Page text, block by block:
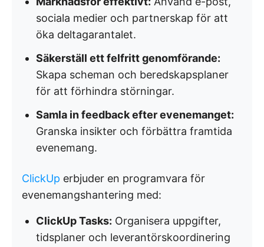
sociala medier och partnerskap för att
öka deltagarantalet.
Säkerställ ett felfritt genomförande:
Skapa scheman och beredskapsplaner
för att förhindra störningar.
Samla in feedback efter evenemanget:
Granska insikter och förbättra framtida
evenemang.
ClickUp erbjuder en programvara för
evenemangshantering med:
ClickUp Tasks: Organisera uppgifter,
tidsplaner och leverantörskoordinering